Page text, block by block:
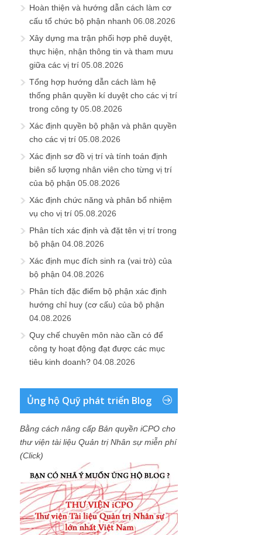
Hoàn thiện và hướng dẫn cách làm cơ
cấu tổ chức bộ phận nhanh 06.08.2026
Xây dựng ma trận phối hợp phê duyệt,
thực hiện, nhận thông tin và tham mưu
giữa các vị trí 05.08.2026
Tổng hợp hướng dẫn cách làm hệ
thống phân quyền kí duyệt cho các vị trí
trong công ty 05.08.2026
Xác định quyền bộ phận và phân quyền
cho các vị trí 05.08.2026
Xác định sơ đồ vị trí và tính toán định
biên số lượng nhân viên cho từng vị trí
của bộ phận 05.08.2026
Xác định chức năng và phân bổ nhiệm
vụ cho vị trí 05.08.2026
Phân tích xác định và đặt tên vị trí trong
bộ phận 04.08.2026
Xác định mục đích sinh ra (vai trò) của
bộ phận 04.08.2026
Phân tích đặc điểm bộ phận xác định
hướng chỉ huy (cơ cấu) của bộ phận
04.08.2026
Quy chế chuyên môn nào cần có để
công ty hoạt động đạt được các mục
tiêu kinh doanh? 04.08.2026
Ủng hộ Quỹ phát triển Blog
Bằng cách nâng cấp Bản quyền iCPO cho
thư viện tài liệu Quản trị Nhân sự miễn phí
(Click)